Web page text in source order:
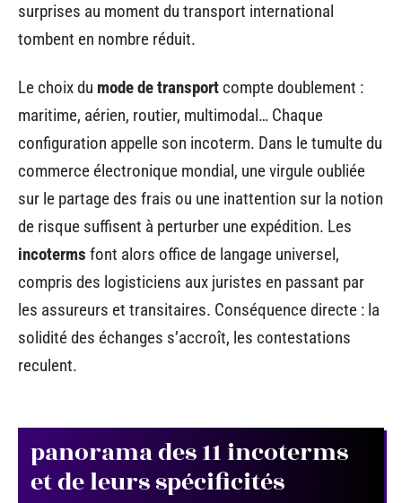
surprises au moment du transport international
tombent en nombre réduit.
Le choix du mode de transport compte doublement :
maritime, aérien, routier, multimodal… Chaque
configuration appelle son incoterm. Dans le tumulte du
commerce électronique mondial, une virgule oubliée
sur le partage des frais ou une inattention sur la notion
de risque suffisent à perturber une expédition. Les
incoterms font alors office de langage universel,
compris des logisticiens aux juristes en passant par
les assureurs et transitaires. Conséquence directe : la
solidité des échanges s’accroît, les contestations
reculent.
panorama des 11 incoterms
et de leurs spécificités